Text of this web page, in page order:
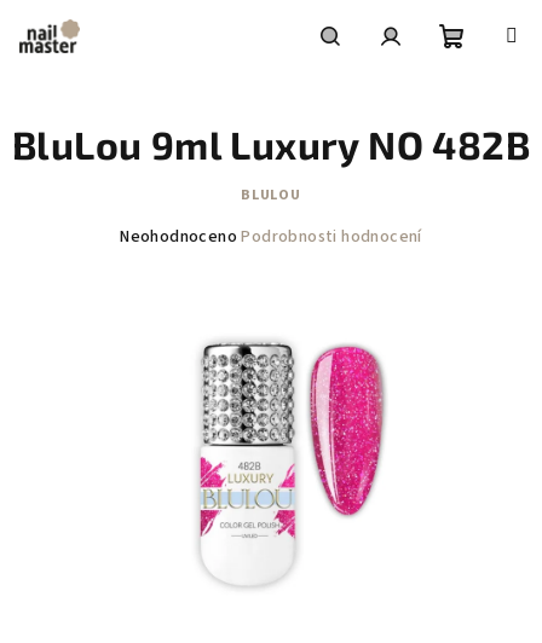
obsah
košík
BluLou 9ml Luxury NO 482B
BLULOU
Průměrné
Neohodnoceno Podrobnosti hodnocení